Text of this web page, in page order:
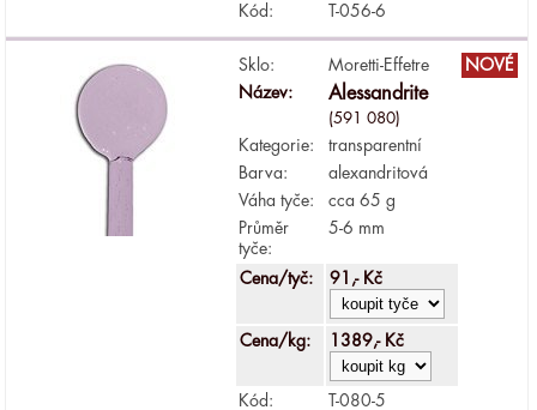
Kód: T-056-6
NOVÉ
Sklo:
Moretti-Effetre
Název:
Alessandrite
(591 080)
Kategorie:
transparentní
Barva:
alexandritová
Váha tyče:
cca 65 g
Průměr
tyče:
5-6 mm
Cena/tyč: 91,- Kč
Cena/kg: 1389,- Kč
Kód: T-080-5